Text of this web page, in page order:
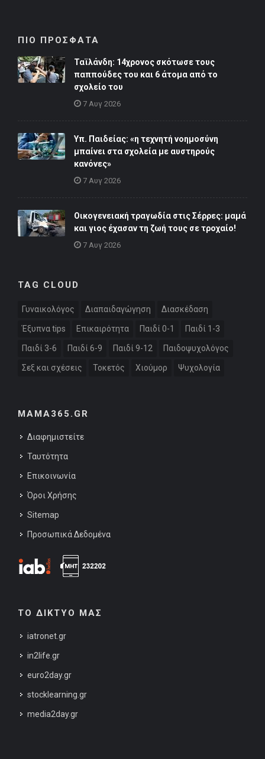
ΠΙΟ ΠΡΟΣΦΑΤΑ
Ταϊλάνδη: 14χρονος σκότωσε τους
παππούδες του και 6 άτομα από το
σχολείο του
7 Αυγ 2026
Υπ. Παιδείας: «η τεχνητή νοημοσύνη
μπαίνει στα σχολεία με αυστηρούς
κανόνες»
7 Αυγ 2026
Οικογενειακή τραγωδία στις Σέρρες: μαμά
και γιος έχασαν τη ζωή τους σε τροχαίο!
7 Αυγ 2026
TAG CLOUD
Γυναικολόγος Διαπαιδαγώγηση Διασκέδαση
Έξυπνα tips Επικαιρότητα Παιδί 0-1 Παιδί 1-3
Παιδί 3-6 Παιδί 6-9 Παιδί 9-12 Παιδοψυχολόγος
Σεξ και σχέσεις Τοκετός Χιούμορ Ψυχολογία
MAMA365.GR
Διαφημιστείτε
Ταυτότητα
Επικοινωνία
Όροι Χρήσης
Sitemap
Προσωπικά Δεδομένα
ΤΟ ΔΙΚΤΥΟ ΜΑΣ
iatronet.gr
in2life.gr
euro2day.gr
stocklearning.gr
media2day.gr